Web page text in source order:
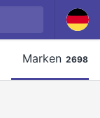
Marken 2698